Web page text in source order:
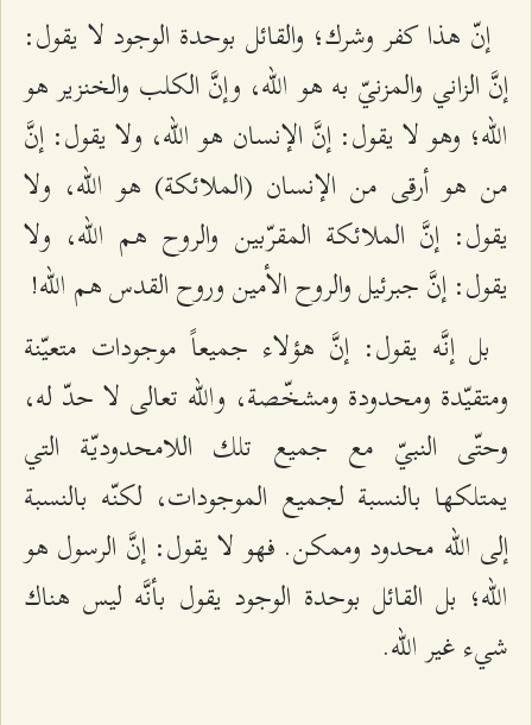
إنّ هذا كفر وشرك؛ والقائل بوحدة الوجود لا يقول:
إنَّ الزاني والمزنيّ به هو الله، وإنَّ الكلب والخنزير هو
الله؛ وهو لا يقول: إنَّ الإنسان هو الله، ولا يقول: إنَّ
من هو أرقى من الإنسان (الملائكة) هو الله، ولا
يقول: إنَّ الملائكة المقرّبين والروح هم الله، ولا
يقول: إنَّ جبرئيل والروح الأمين وروح القدس هم الله!
بل إنَّه يقول: إنَّ هؤلاء جميعاً موجودات متعيّنة
ومتقيّدة ومحدودة ومشخّصة، والله تعالى لا حدّ له،
وحتّى النبيّ مع جميع تلك اللامحدوديّة التي
يمتلكها بالنسبة لجميع الموجودات، لكنّه بالنسبة
إلى الله محدود وممكن. فهو لا يقول: إنَّ الرسول هو
الله؛ بل القائل بوحدة الوجود يقول بأنَّه ليس هناك
شيء غير الله.